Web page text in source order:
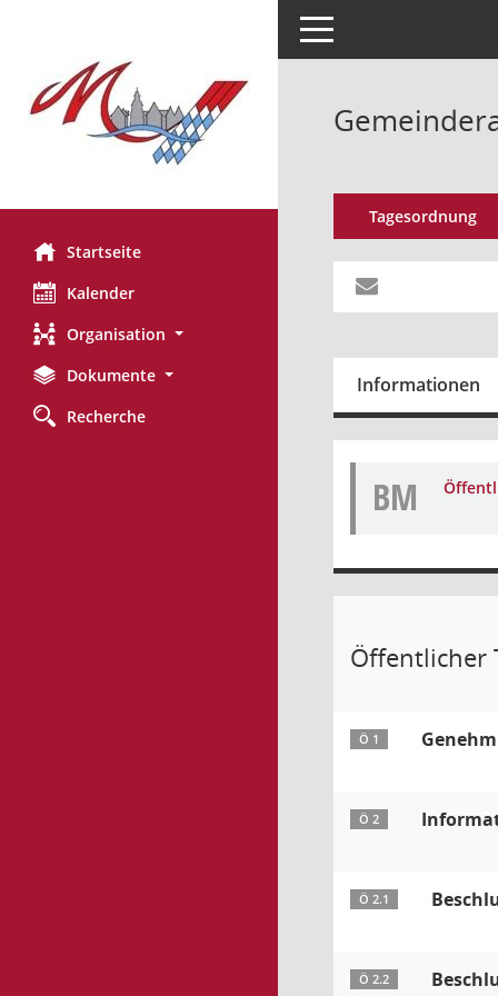
Startseite
Kalender
Organisation
Dokumente
Recherche
Toggle navigation
Tagesordnung
Informationen
BM
Öffentlicher
Ö 1
Ö 2
Ö 2.1
Ö 2.2